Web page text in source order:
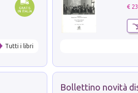
Tutti i libri
€
Bollettino novità